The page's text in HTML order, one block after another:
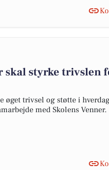
styrke trivslen
øget trivsel og støtte i
med Skolens Venner.